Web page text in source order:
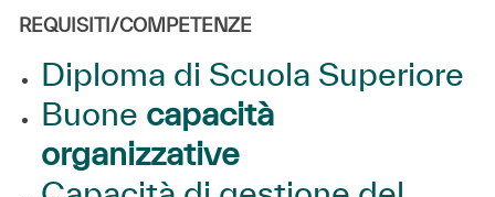
REQUISITI/COMPETENZE
Diploma di Scuola Superiore
Buone capacità
organizzative